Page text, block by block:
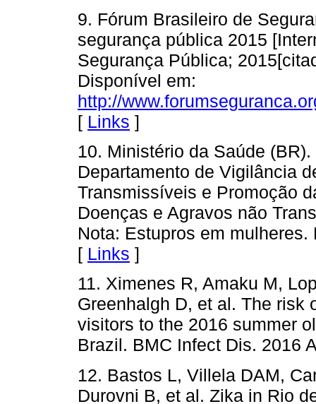
9. Fórum Brasileiro de
segurança pública 2015
Segurança Pública;
Disponível em:
http://
[ Links ]
10. Ministério da Saúde
Departamento de Vigilância
Transmissíveis e Promoção
Doenças e Agravos não
Nota: Estupros em
[ Links ]
11. Ximenes R, Amaku M,
Greenhalgh D, et al. The risk
visitors to the 2016 summer
Brazil. BMC Infect Dis. 2016
12. Bastos L, Villela DAM,
Durovni B, et al. Zika in Rio